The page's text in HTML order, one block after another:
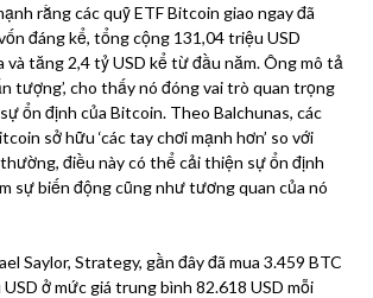
rằng các quỹ ETF Bitcoin giao ngay đã
đáng kể, tổng cộng 131,04 triệu USD
và tăng 2,4 tỷ USD kể từ đầu năm. Ông mô tả
tượng’, cho thấy nó đóng vai trò quan trọng
ổn định của Bitcoin. Theo Balchunas, các
sở hữu ‘các tay chơi mạnh hơn’ so với
điều này có thể cải thiện sự ổn định
sự biến động cũng như tương quan của nó
Saylor, Strategy, gần đây đã mua 3.459 BTC
ở mức giá trung bình 82.618 USD mỗi